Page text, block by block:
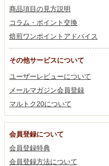
商品項目の見方説明
コラム・ポイント交換
焙煎ワンポイントアドバイス
その他サービスについて
ユーザーレビューについて
メールマガジン会員登録
マルトク20について
会員登録について
会員登録特典
会員登録方法について